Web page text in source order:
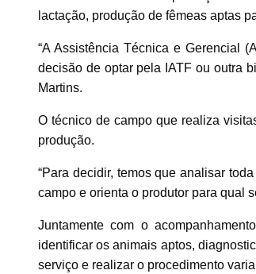
lactação, produção de fêmeas aptas
“A Assistência Técnica e Gerencial
decisão de optar pela IATF ou outra
Martins.
O técnico de campo que realiza
produção.
“Para decidir, temos que analisar
campo e orienta o produtor para qual
Juntamente com o
identificar os animais aptos,
serviço e realizar o procedimento